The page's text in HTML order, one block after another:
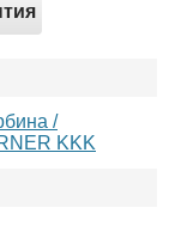
/
KKK